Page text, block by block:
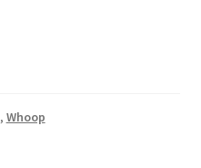
, Whoop